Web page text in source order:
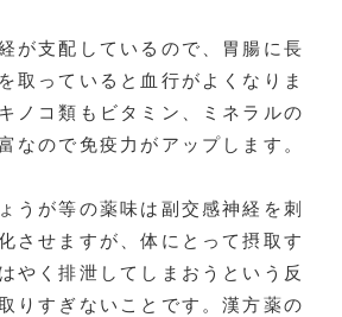
が支配しているので、胃腸に長
取っていると血行がよくなりま
ノコ類もビタミン、ミネラルの
なので免疫力がアップします。
うが等の薬味は副交感神経を刺
させますが、体にとって摂取す
やく排泄してしまおうという反
りすぎないことです。漢方薬の